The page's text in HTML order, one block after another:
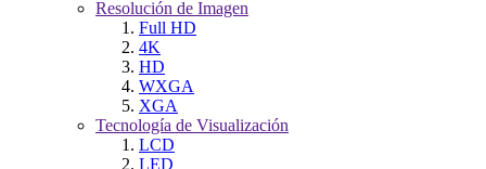
Resolución de Imagen
Full HD
4K
HD
WXGA
XGA
Tecnología de Visualización
LCD
LED